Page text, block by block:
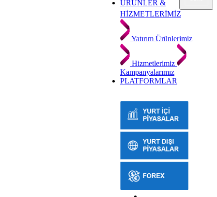
ÜRÜNLER &
HİZMETLERİMİZ
Yatırım Ürünlerimiz
Hizmetlerimiz
Kampanyalarımız
PLATFORMLAR